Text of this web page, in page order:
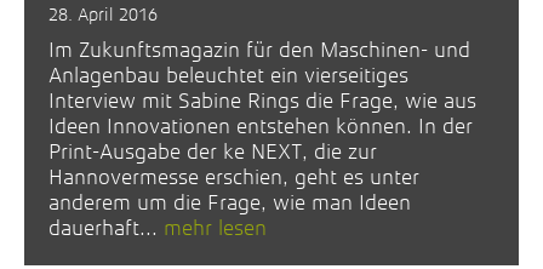
28. April 2016
Im Zukunftsmagazin für den Maschinen- und
Anlagenbau beleuchtet ein vierseitiges
Interview mit Sabine Rings die Frage, wie aus
Ideen Innovationen entstehen können. In der
Print-Ausgabe der ke NEXT, die zur
Hannovermesse erschien, geht es unter
anderem um die Frage, wie man Ideen
dauerhaft... mehr lesen